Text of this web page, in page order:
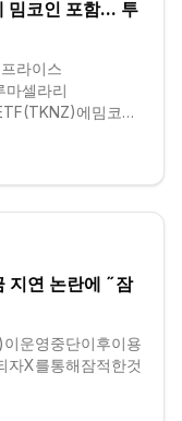
밈코인 포함... 투
라이스
셀라리
에밈코인
지연 논란에 ˝잠
운영중단이후이용
자X를통해잠적한것